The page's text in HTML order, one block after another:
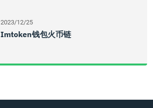
2023/12/25
Imtoken钱包火币链